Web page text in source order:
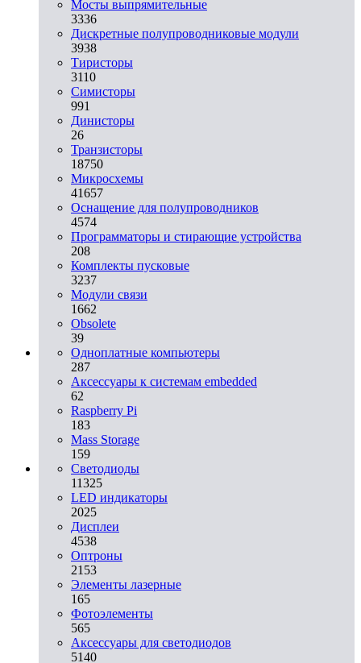
Мосты выпрямительные
3336
Дискретные полупроводниковые модули
3938
Тиристоры
3110
Симисторы
991
Динисторы
26
Транзисторы
18750
Микросхемы
41657
Оснащение для полупроводников
4574
Программаторы и стирающие устройства
208
Комплекты пусковые
3237
Модули связи
1662
Obsolete
39
Одноплатные компьютеры
287
Аксессуары к системам embedded
62
Raspberry Pi
183
Mass Storage
159
Светодиоды
11325
LED индикаторы
2025
Дисплеи
4538
Оптроны
2153
Элементы лазерные
165
Фотоэлементы
565
Аксессуары для светодиодов
5140